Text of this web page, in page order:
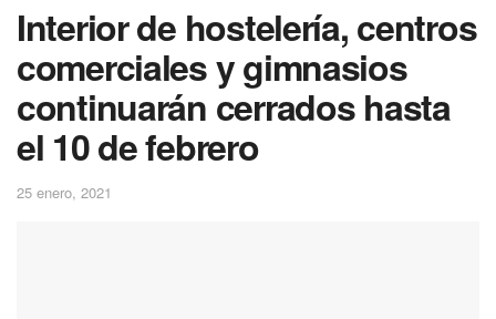
Interior de hostelería, centros
comerciales y gimnasios
continuarán cerrados hasta
el 10 de febrero
25 enero, 2021